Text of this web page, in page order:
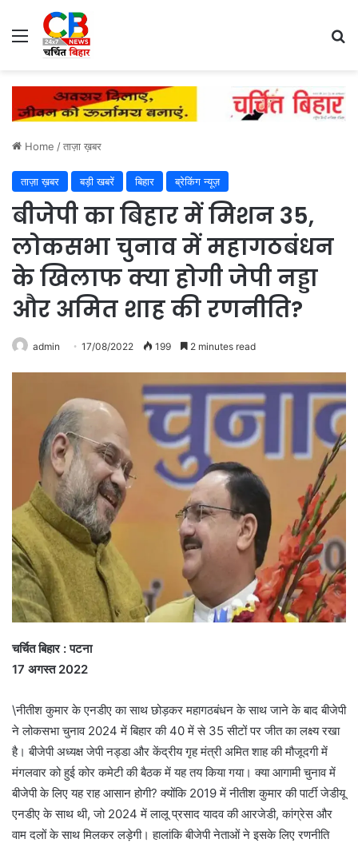
Menu
Home /ताज़ा ख़बर
ताज़ा ख़बर बड़ी खबरें बिहार ब्रेकिंग न्यूज़
बीजेपी का बिहार में मिशन 35,
लोकसभा चुनाव में महागठबंधन
के खिलाफ क्या होगी जेपी नड्डा
और अमित शाह की रणनीति?
admin 17/08/2022 199 2 minutes read
चर्चित बिहार : पटना
17 अगस्त 2022
\नीतीश कुमार के एनडीए का साथ छोड़कर महागठबंधन के साथ जाने के बाद बीजेपी
ने लोकसभा चुनाव 2024 में बिहार की 40 में से 35 सीटों पर जीत का लक्ष्य रखा
है। बीजेपी अध्यक्ष जेपी नड्डा और केंद्रीय गृह मंत्री अमित शाह की मौजूदगी में
मंगलवार को हुई कोर कमेटी की बैठक में यह तय किया गया। क्या आगामी चुनाव में
बीजेपी के लिए यह राह आसान होगी? क्योंकि 2019 में नीतीश कुमार की पार्टी जेडीयू
एनडीए के साथ थी, जो 2024 में लालू प्रसाद यादव की आरजेडी, कांग्रेस और
वाम दलों के साथ मिलकर लड़ेगी। हालांकि बीजेपी नेताओं ने इसके लिए रणनीति